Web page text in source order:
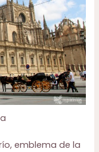
emblema de la